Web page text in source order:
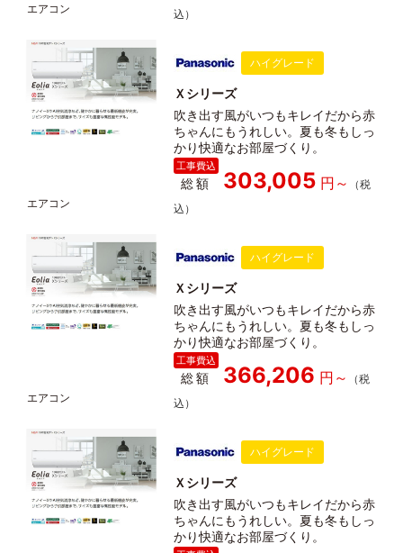
ハイグレード
Ｘシリーズ
吹き出す風がいつもキレイだから赤
ちゃんにもうれしい。夏も冬もしっ
かり快適なお部屋づくり。
総額 303,005
ハイグレード
Ｘシリーズ
吹き出す風がいつもキレイだから赤
ちゃんにもうれしい。夏も冬もしっ
かり快適なお部屋づくり。
総額 366,206
ハイグレード
Ｘシリーズ
吹き出す風がいつもキレイだから赤
ちゃんにもうれしい。夏も冬もしっ
かり快適なお部屋づくり。